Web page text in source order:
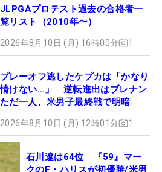
JLPGAプロテスト過去の合格者一
覧リスト（2010年〜）
2026年8月10日 (月) 16時00分 1
プレーオフ逃したケプカは「かなり
情けない…」 逆転進出はブレナン
ただ一人、米男子最終戦で明暗
2026年8月10日 (月) 12時01分 1
石川遼は64位 『59』マー
クのF・ハリスが初優勝/米男